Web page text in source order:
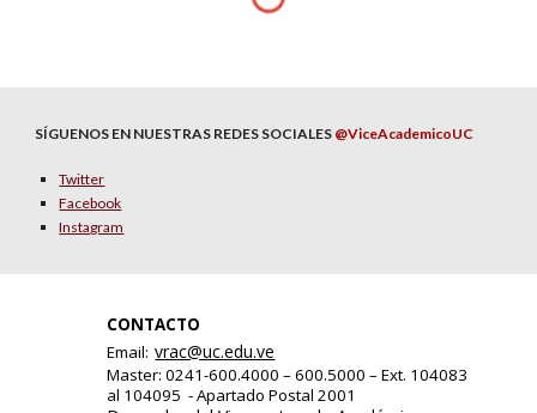
SÍGUENOS EN NUESTRAS REDES SOCIALES @ViceAcademicoUC
Twitter
Facebook
Instagram
CONTACTO
Email: vrac@uc.edu.ve
Master: 0241-600.4000 – 600.5000 – Ext. 104083
al 104095 - Apartado Postal 2001